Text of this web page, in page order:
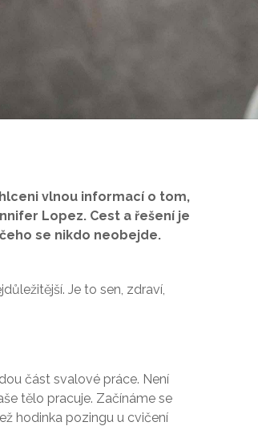
vlnou informací o tom,
Lopez. Cest a řešení je
se nikdo neobejde.
Je to sen, zdraví,
část svalové práce. Není
tělo pracuje. Začínáme se
hodinka pozingu u cvičení